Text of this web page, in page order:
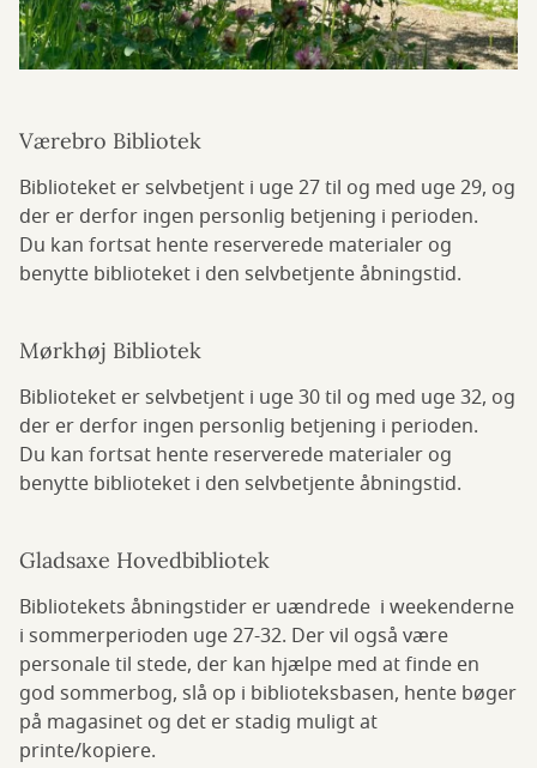
Værebro Bibliotek
Biblioteket er selvbetjent i uge 27 til og med uge 29, og
der er derfor ingen personlig betjening i perioden.
Du kan fortsat hente reserverede materialer og
benytte biblioteket i den selvbetjente åbningstid.
Mørkhøj Bibliotek
Biblioteket er selvbetjent i uge 30 til og med uge 32, og
der er derfor ingen personlig betjening i perioden.
Du kan fortsat hente reserverede materialer og
benytte biblioteket i den selvbetjente åbningstid.
Gladsaxe Hovedbibliotek
Bibliotekets åbningstider er uændrede i weekenderne
i sommerperioden uge 27-32. Der vil også være
personale til stede, der kan hjælpe med at finde en
god sommerbog, slå op i biblioteksbasen, hente bøger
på magasinet og det er stadig muligt at
printe/kopiere.